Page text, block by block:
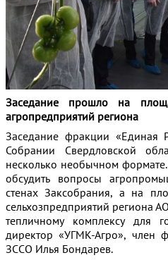
Заседание прошло на
агропредприятий региона
Заседание фракции «Единая
Собрании Свердловской
несколько необычном
обсудить вопросы
стенах Заксобрания, а на
сельхозпредприятий региона
тепличному комплексу для
директор «УГМК-Агро», член
ЗССО Илья Бондарев.